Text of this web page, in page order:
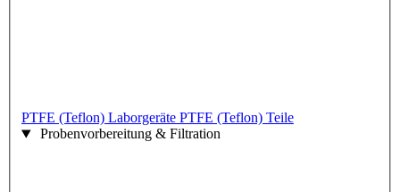
PTFE (Teflon) Laborgeräte PTFE (Teflon) Teile
Probenvorbereitung & Filtration